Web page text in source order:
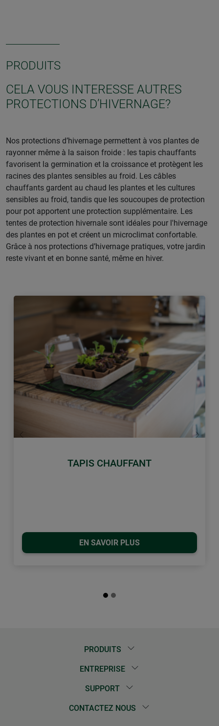
PRODUITS
CELA VOUS INTERESSE AUTRES
PROTECTIONS D’HIVERNAGE?
Nos protections d’hivernage permettent à vos plantes de
rayonner même à la saison froide : les tapis chauffants
favorisent la germination et la croissance et protègent les
racines des plantes sensibles au froid. Les câbles
chauffants gardent au chaud les plantes et les cultures
sensibles au froid, tandis que les soucoupes de protection
pour pot apportent une protection supplémentaire. Les
tentes de protection hivernale sont idéales pour l'hivernage
des plantes en pot et créent un microclimat confortable.
Grâce à nos protections d’hivernage pratiques, votre jardin
reste vivant et en bonne santé, même en hiver.
TAPIS CHAUFFANT
EN SAVOIR PLUS
retour
PRODUITS
ENTREPRISE
SUPPORT
CONTACTEZ NOUS